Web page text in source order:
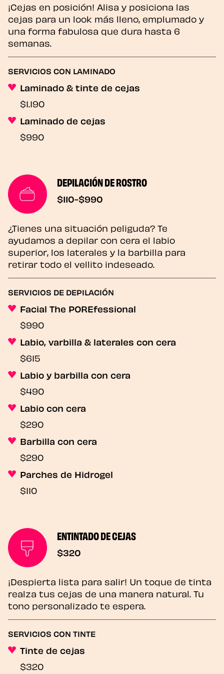
¡Cejas en posición! Alisa y posiciona las
cejas para un look más lleno, emplumado y
una forma fabulosa que dura hasta 6
semanas.
SERVICIOS CON LAMINADO
Laminado & tinte de cejas
$1.190
Laminado de cejas
$990
DEPILACIÓN DE ROSTRO
$110-$990
¿Tienes una situación peliguda? Te
ayudamos a depilar con cera el labio
superior, los laterales y la barbilla para
retirar todo el vellito indeseado.
SERVICIOS DE DEPILACIÓN
Facial The POREfessional
$990
Labio, varbilla & laterales con cera
$615
Labio y barbilla con cera
$490
Labio con cera
$290
Barbilla con cera
$290
Parches de Hidrogel
$110
ENTINTADO DE CEJAS
$320
¡Despierta lista para salir! Un toque de tinta
realza tus cejas de una manera natural. Tu
tono personalizado te espera.
SERVICIOS CON TINTE
Tinte de cejas
$320